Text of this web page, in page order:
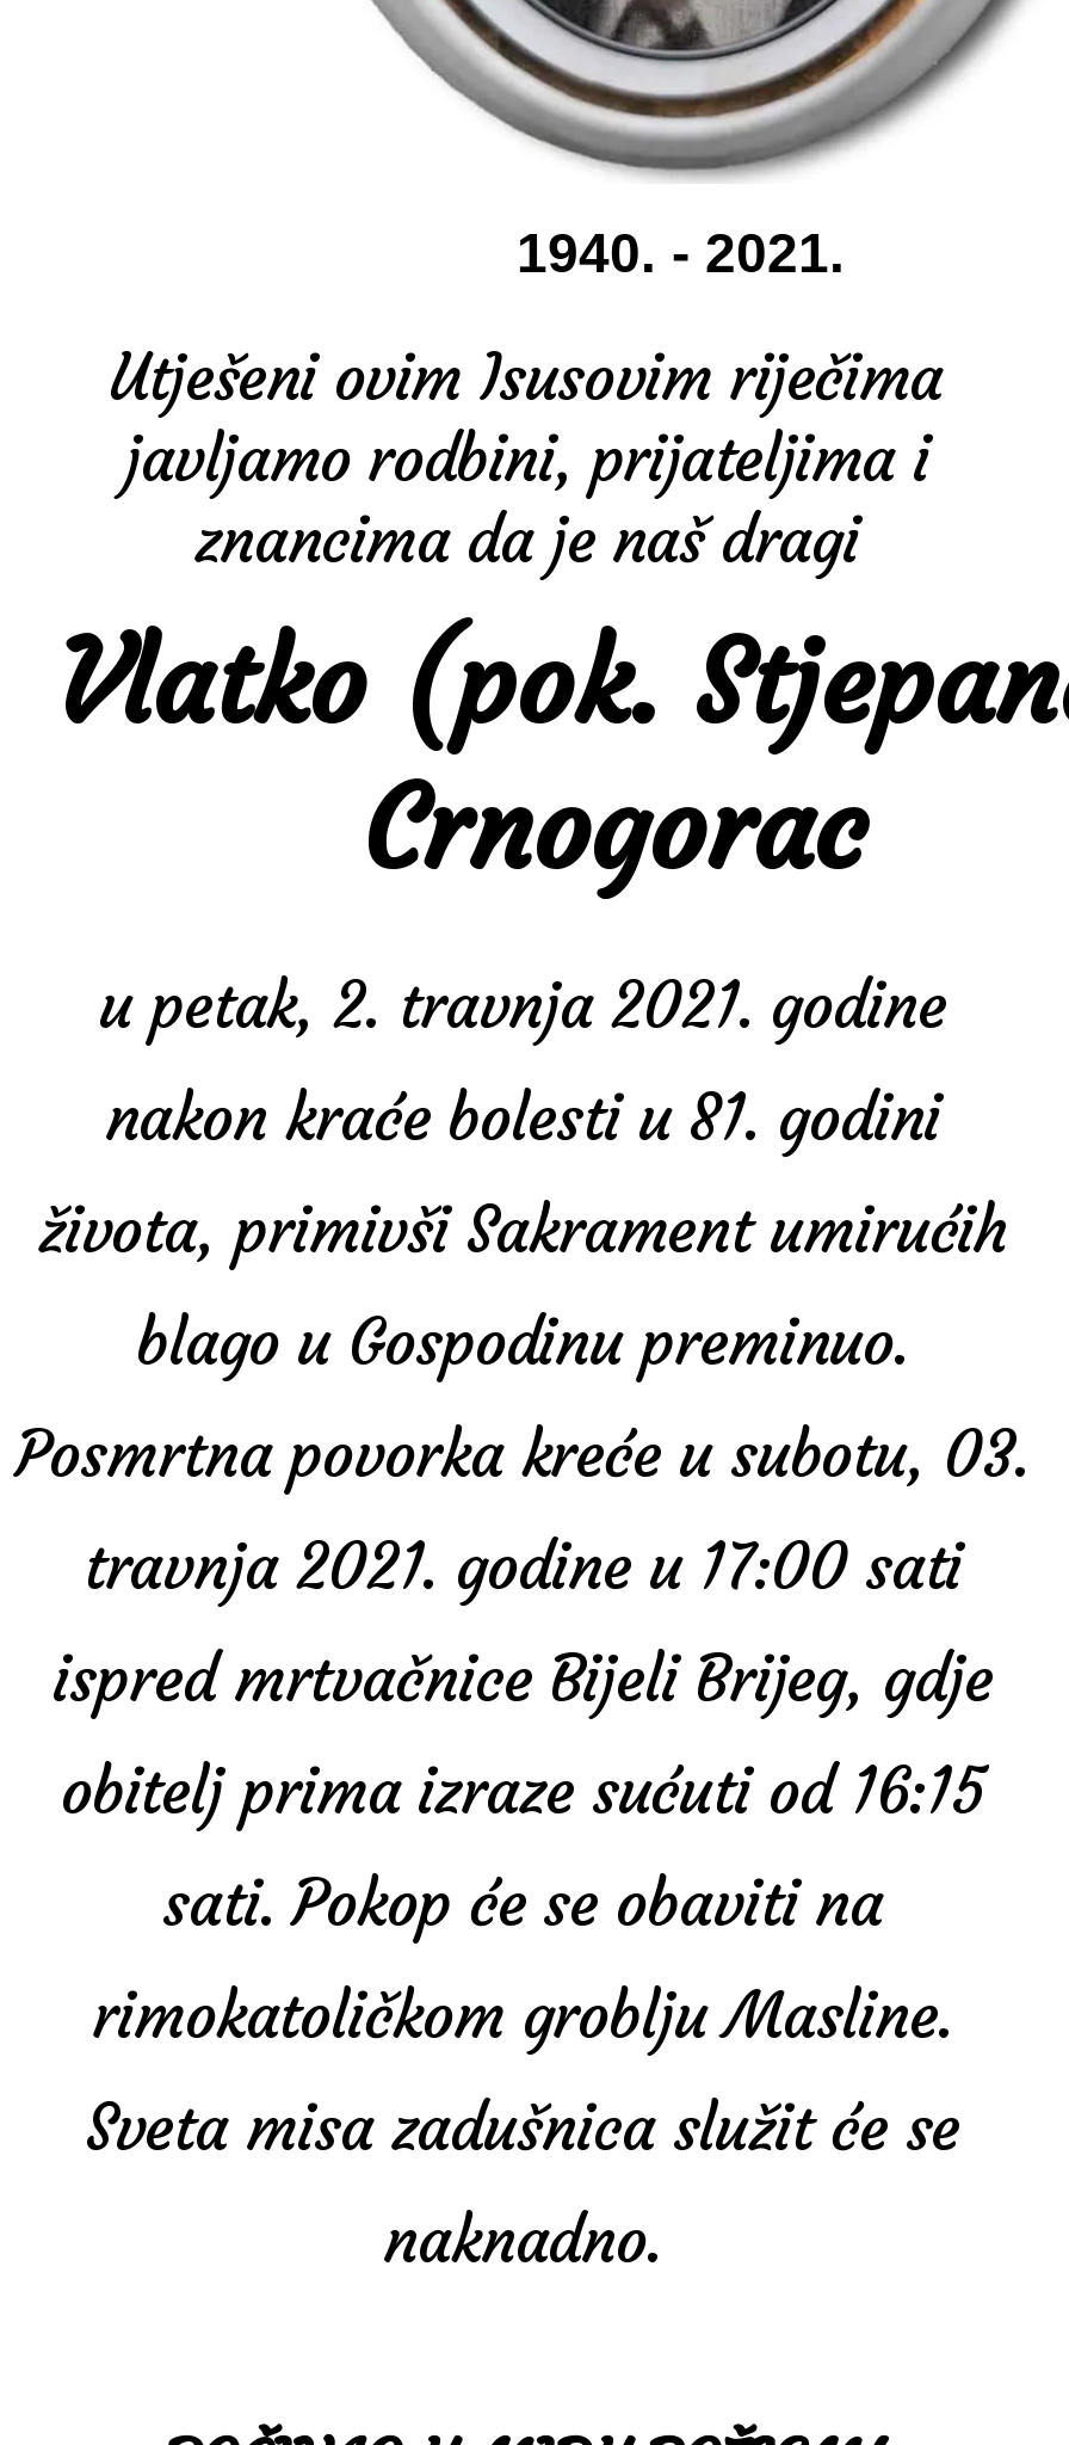
1940. - 2021.
Utješeni ovim Isusovim riječima
javljamo rodbini, prijateljima i
znancima da je naš dragi
Vlatko (pok.
Crnogorac
u petak, 2. travnja 2021. godine
nakon kraće bolesti u 81. godini
života, primivši Sakrament umirućih
blago u Gospodinu preminuo.
Posmrtna povorka kreće u subotu, 03.
travnja 2021. godine u 17:00 sati
ispred mrtvačnice Bijeli Brijeg, gdje
obitelj prima izraze sućuti od 16:15
sati. Pokop će se obaviti na
rimokatoličkom groblju Masline.
Sveta misa zadušnica služit će se
naknadno.